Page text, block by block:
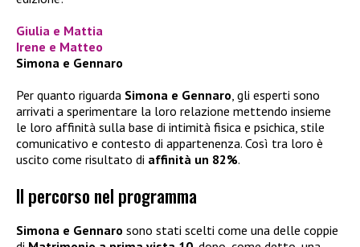
Giulia e Mattia
Irene e Matteo
Simona e Gennaro
Per quanto riguarda Simona e Gennaro , gli esperti sono
arrivati a sperimentare la loro relazione mettendo insieme
le loro affinità sulla base di intimità fisica e psichica, stile
comunicativo e contesto di appartenenza. Così tra loro è
uscito come risultato di affinità un 82%.
Il percorso nel programma
Simona e Gennaro sono stati scelti come una delle coppie